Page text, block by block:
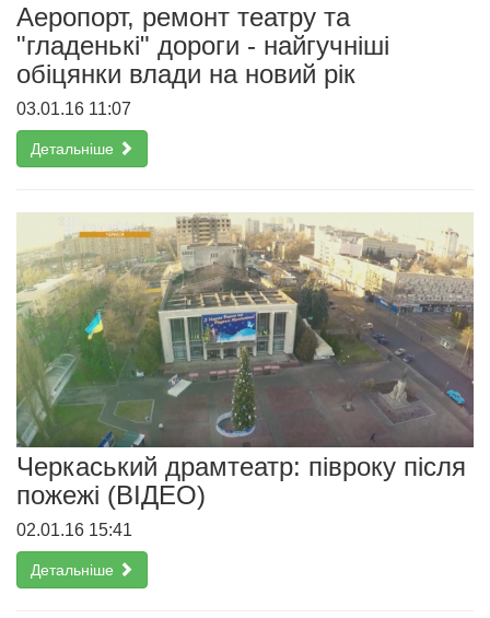
Аеропорт, ремонт театру та
"гладенькі" дороги - найгучніші
обіцянки влади на новий рік
03.01.16 11:07
Детальніше
Черкаський драмтеатр: півроку після
пожежі (ВІДЕО)
02.01.16 15:41
Детальніше